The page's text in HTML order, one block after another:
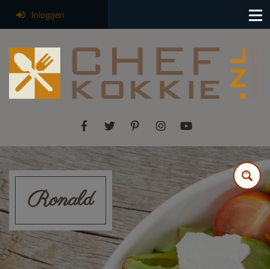
Inloggen
Ronald